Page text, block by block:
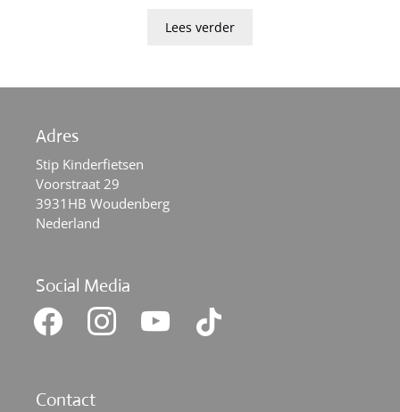
Lees verder
Adres
Stip Kinderfietsen
Voorstraat 29
3931HB Woudenberg
Nederland
Social Media
facebook instagram youtube tiktok
Contact